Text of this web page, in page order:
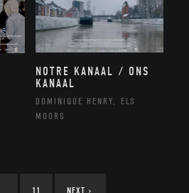
NOTRE KANAAL / ONS
KANAAL
DOMINIQUE HENRY, ELS
MOORS
11 NEXT ›